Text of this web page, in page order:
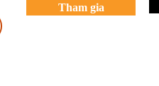
Tham gia